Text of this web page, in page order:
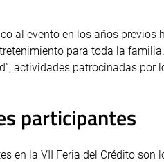
al evento en los años
para toda la
actividades patrocinadas
participantes
en la VII Feria del Crédito